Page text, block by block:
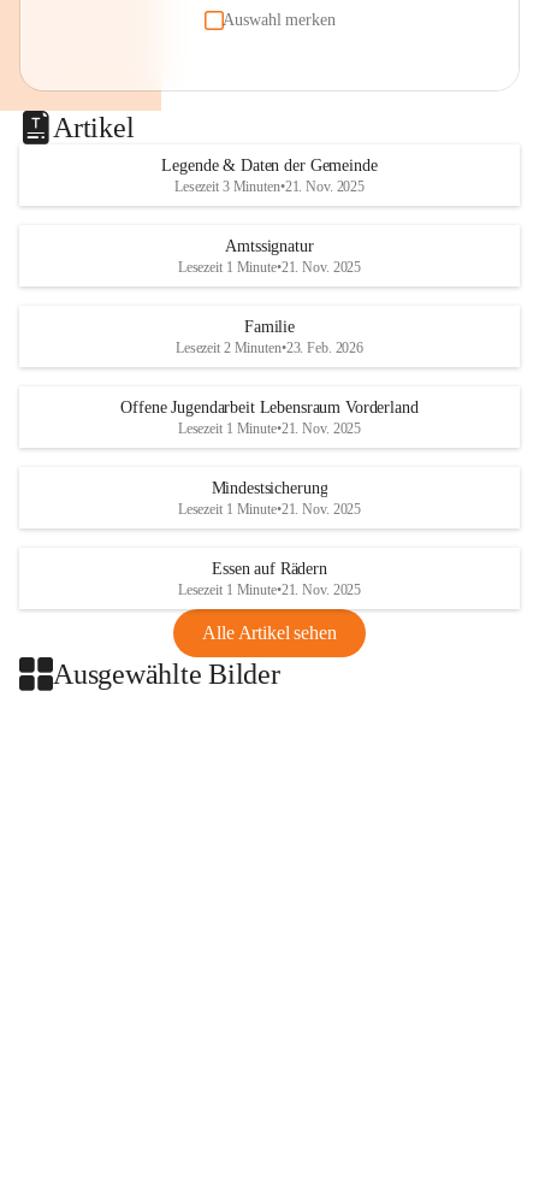
Auswahl merken
Artikel
Legende & Daten der Gemeinde
Lesezeit 3 Minuten•21. Nov. 2025
Amtssignatur
Lesezeit 1 Minute•21. Nov. 2025
Familie
Lesezeit 2 Minuten•23. Feb. 2026
Offene Jugendarbeit Lebensraum Vorderland
Lesezeit 1 Minute•21. Nov. 2025
Mindestsicherung
Lesezeit 1 Minute•21. Nov. 2025
Essen auf Rädern
Lesezeit 1 Minute•21. Nov. 2025
Alle Artikel sehen
Ausgewählte Bilder